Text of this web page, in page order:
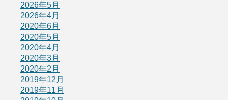
2026年5月
2026年4月
2020年6月
2020年5月
2020年4月
2020年3月
2020年2月
2019年12月
2019年11月